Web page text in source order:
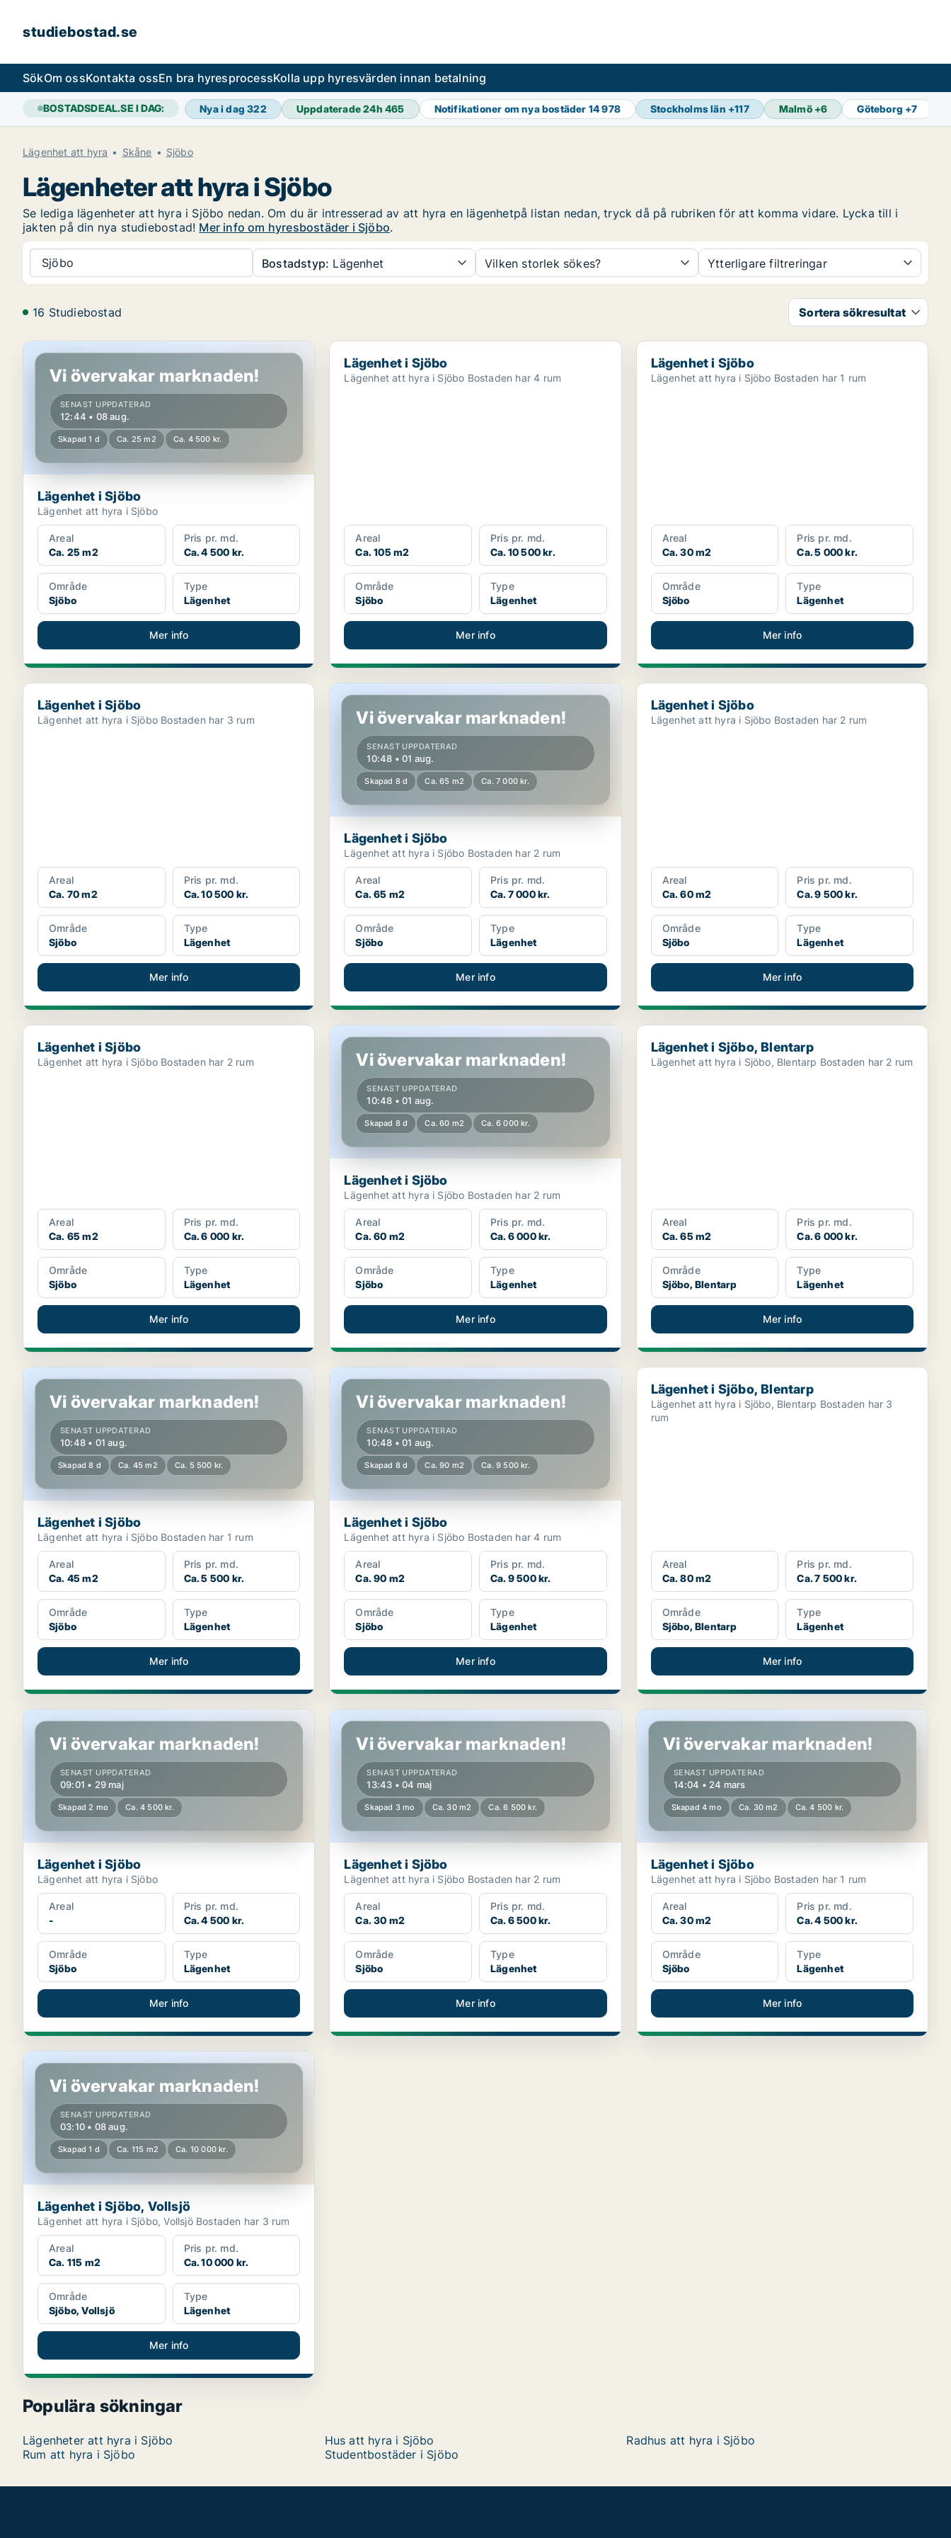
studiebostad.se
SökOm ossKontakta ossEn bra hyresprocessKolla upp hyresvärden innan betalning
BOSTADSDEAL.SE I DAG: Nya i dag322 Uppdaterade 24h465 Notifikationer om nya bostäder 14 978 Stockholms län +117 Malmö+6 Göteborg +7
Lägenhet att hyra Skåne Sjöbo
Lägenheter att hyra i Sjöbo
Se lediga lägenheter att hyra i Sjöbo nedan. Om du är intresserad av att hyra en lägenhetpå listan nedan, tryck då på rubriken för att komma vidare. Lycka till i
jakten på din nya studiebostad! Mer info om hyresbostäder i Sjöbo.
Sjöbo Bostadstyp: Lägenhet Vilken storlek sökes? Ytterligare filtreringar
16 Studiebostad Sortera sökresultat
Lägenhet i Sjöbo
Vi övervakar marknaden!
SENAST UPPDATERAD
12:44 • 08 aug.
Skapad 1 d Ca. 25 m2 Ca. 4 500 kr.
Lägenhet i Sjöbo
Lägenhet att hyra i Sjöbo
Areal
Ca. 25 m2
Pris pr. md.
Ca. 4 500 kr.
Område
Sjöbo
Type
Lägenhet
Mer info
Lägenhet i Sjöbo
Lägenhet i Sjöbo
Lägenhet att hyra i Sjöbo Bostaden har 4 rum
Areal
Ca. 105 m2
Pris pr. md.
Ca. 10 500 kr.
Område
Sjöbo
Type
Lägenhet
Mer info
Lägenhet i Sjöbo
Lägenhet i Sjöbo
Lägenhet att hyra i Sjöbo Bostaden har 1 rum
Areal
Ca. 30 m2
Pris pr. md.
Ca. 5 000 kr.
Område
Sjöbo
Type
Lägenhet
Mer info
Lägenhet i Sjöbo
Lägenhet i Sjöbo
Lägenhet att hyra i Sjöbo Bostaden har 3 rum
Areal
Ca. 70 m2
Pris pr. md.
Ca. 10 500 kr.
Område
Sjöbo
Type
Lägenhet
Mer info
Lägenhet i Sjöbo
Vi övervakar marknaden!
SENAST UPPDATERAD
10:48 • 01 aug.
Skapad 8 d Ca. 65 m2 Ca. 7 000 kr.
Lägenhet i Sjöbo
Lägenhet att hyra i Sjöbo Bostaden har 2 rum
Areal
Ca. 65 m2
Pris pr. md.
Ca. 7 000 kr.
Område
Sjöbo
Type
Lägenhet
Mer info
Lägenhet i Sjöbo
Lägenhet i Sjöbo
Lägenhet att hyra i Sjöbo Bostaden har 2 rum
Areal
Ca. 60 m2
Pris pr. md.
Ca. 9 500 kr.
Område
Sjöbo
Type
Lägenhet
Mer info
Lägenhet i Sjöbo
Lägenhet i Sjöbo
Lägenhet att hyra i Sjöbo Bostaden har 2 rum
Areal
Ca. 65 m2
Pris pr. md.
Ca. 6 000 kr.
Område
Sjöbo
Type
Lägenhet
Mer info
Lägenhet i Sjöbo
Vi övervakar marknaden!
SENAST UPPDATERAD
10:48 • 01 aug.
Skapad 8 d Ca. 60 m2 Ca. 6 000 kr.
Lägenhet i Sjöbo
Lägenhet att hyra i Sjöbo Bostaden har 2 rum
Areal
Ca. 60 m2
Pris pr. md.
Ca. 6 000 kr.
Område
Sjöbo
Type
Lägenhet
Mer info
Lägenhet i Sjöbo, Blentarp
Lägenhet i Sjöbo, Blentarp
Lägenhet att hyra i Sjöbo, Blentarp Bostaden har 2 rum
Areal
Ca. 65 m2
Pris pr. md.
Ca. 6 000 kr.
Område
Sjöbo, Blentarp
Type
Lägenhet
Mer info
Lägenhet i Sjöbo
Vi övervakar marknaden!
SENAST UPPDATERAD
10:48 • 01 aug.
Skapad 8 d Ca. 45 m2 Ca. 5 500 kr.
Lägenhet i Sjöbo
Lägenhet att hyra i Sjöbo Bostaden har 1 rum
Areal
Ca. 45 m2
Pris pr. md.
Ca. 5 500 kr.
Område
Sjöbo
Type
Lägenhet
Mer info
Lägenhet i Sjöbo
Vi övervakar marknaden!
SENAST UPPDATERAD
10:48 • 01 aug.
Skapad 8 d Ca. 90 m2 Ca. 9 500 kr.
Lägenhet i Sjöbo
Lägenhet att hyra i Sjöbo Bostaden har 4 rum
Areal
Ca. 90 m2
Pris pr. md.
Ca. 9 500 kr.
Område
Sjöbo
Type
Lägenhet
Mer info
Lägenhet i Sjöbo, Blentarp
Lägenhet i Sjöbo, Blentarp
Lägenhet att hyra i Sjöbo, Blentarp Bostaden har 3
rum
Areal
Ca. 80 m2
Pris pr. md.
Ca. 7 500 kr.
Område
Sjöbo, Blentarp
Type
Lägenhet
Mer info
Lägenhet i Sjöbo
Vi övervakar marknaden!
SENAST UPPDATERAD
09:01 • 29 maj
Skapad 2 mo Ca. 4 500 kr.
Lägenhet i Sjöbo
Lägenhet att hyra i Sjöbo
Areal
-
Pris pr. md.
Ca. 4 500 kr.
Område
Sjöbo
Type
Lägenhet
Mer info
Lägenhet i Sjöbo
Vi övervakar marknaden!
SENAST UPPDATERAD
13:43 • 04 maj
Skapad 3 mo Ca. 30 m2 Ca. 6 500 kr.
Lägenhet i Sjöbo
Lägenhet att hyra i Sjöbo Bostaden har 2 rum
Areal
Ca. 30 m2
Pris pr. md.
Ca. 6 500 kr.
Område
Sjöbo
Type
Lägenhet
Mer info
Lägenhet i Sjöbo
Vi övervakar marknaden!
SENAST UPPDATERAD
14:04 • 24 mars
Skapad 4 mo Ca. 30 m2 Ca. 4 500 kr.
Lägenhet i Sjöbo
Lägenhet att hyra i Sjöbo Bostaden har 1 rum
Areal
Ca. 30 m2
Pris pr. md.
Ca. 4 500 kr.
Område
Sjöbo
Type
Lägenhet
Mer info
Lägenhet i Sjöbo, Vollsjö
Vi övervakar marknaden!
SENAST UPPDATERAD
03:10 • 08 aug.
Skapad 1 d Ca. 115 m2 Ca. 10 000 kr.
Lägenhet i Sjöbo, Vollsjö
Lägenhet att hyra i Sjöbo, Vollsjö Bostaden har 3 rum
Areal
Ca. 115 m2
Pris pr. md.
Ca. 10 000 kr.
Område
Sjöbo, Vollsjö
Type
Lägenhet
Mer info
Populära sökningar
Lägenheter att hyra i Sjöbo Hus att hyra i Sjöbo
Radhus att hyra i Sjöbo
Rum att hyra i Sjöbo
Studentbostäder i Sjöbo